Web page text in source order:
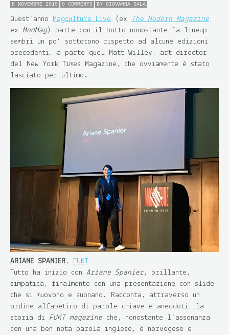
8 NOVEMBRE 2019 0 COMMENTS BY GIOVANNA SALA
Quest’anno Magculture Live (ex The Modern Magazine ,
ex ModMag) parte con il botto nonostante la lineup
sembri un po’ sottotono rispetto ad alcune edizioni
precedenti, a parte quel Matt Willey, art director
del New York Times Magazine, che ovviamente è stato
lasciato per ultimo.
ARIANE SPANIER ,
FUKT
Tutto ha inizio con Ariane Spanier, brillante,
simpatica, finalmente con una presentazione con slide
che si muovono e suonano. Racconta, attraverso un
ordine alfabetico di parole chiave e aneddoti, la
storia di FUKT magazine che, nonostante l’assonanza
con una ben nota parola inglese, è norvegese e